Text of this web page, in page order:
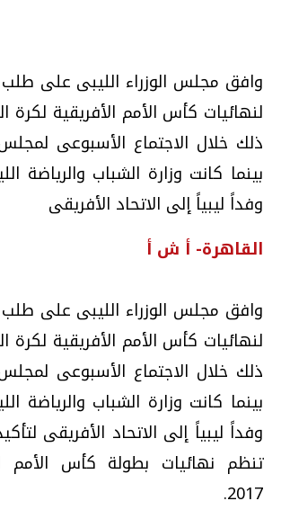
وافق مجلس الوزراء الليبى على طلب
ذلك خلال الاجتماع الأسبوعى لمجلس
بينما كانت وزارة الشباب والرياضة
وفداً ليبياً إلى الاتحاد الأفريقى
القاهرة- أ ش أ
وافق مجلس الوزراء الليبى على طلب
ذلك خلال الاجتماع الأسبوعى لمجلس
بينما كانت وزارة الشباب والرياضة
وفداً ليبياً إلى الاتحاد الأفريقى
تنظم نهائيات بطولة كأس الأمم
2017.